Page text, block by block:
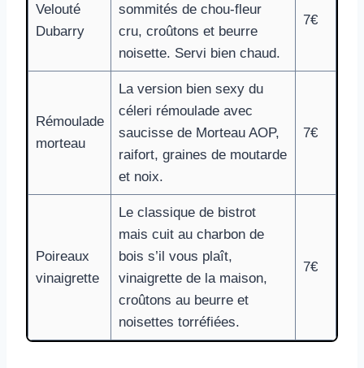
Velouté
Dubarry
sommités de chou-fleur
cru, croûtons et beurre
noisette. Servi bien chaud.
7€
Rémoulade
morteau
La version bien sexy du
céleri rémoulade avec
saucisse de Morteau AOP,
raifort, graines de moutarde
et noix.
7€
Poireaux
vinaigrette
Le classique de bistrot
mais cuit au charbon de
bois s’il vous plaît,
vinaigrette de la maison,
croûtons au beurre et
noisettes torréfiées.
7€